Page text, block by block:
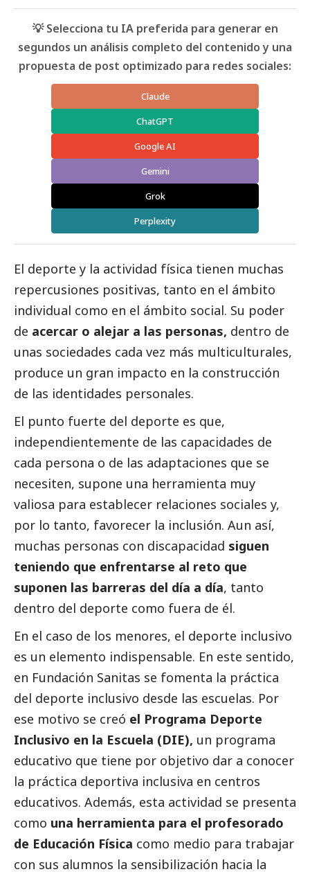
💡 Selecciona tu IA preferida para generar en
segundos un análisis completo del contenido y una
propuesta de post optimizado para redes sociales:
Claude
ChatGPT
Google AI
Gemini
Grok
Perplexity
El deporte y la actividad física tienen muchas
repercusiones positivas, tanto en el ámbito
individual como en el ámbito social. Su poder
de acercar o alejar a las personas, dentro de
unas sociedades cada vez más multiculturales,
produce un gran impacto en la construcción
de las identidades personales.
El punto fuerte del deporte es que,
independientemente de las capacidades de
cada persona o de las adaptaciones que se
necesiten, supone una herramienta muy
valiosa para establecer relaciones sociales y,
por lo tanto, favorecer la inclusión. Aun así,
muchas personas con discapacidad siguen
teniendo que enfrentarse al reto que
suponen las barreras del día a día, tanto
dentro del deporte como fuera de él.
En el caso de los menores, el deporte inclusivo
es un elemento indispensable. En este sentido,
en Fundación Sanitas se fomenta la práctica
del deporte inclusivo desde las escuelas. Por
ese motivo se creó el Programa Deporte
Inclusivo en la Escuela (DIE), un programa
educativo que tiene por objetivo dar a conocer
la práctica deportiva inclusiva en centros
educativos. Además, esta actividad se presenta
como una herramienta para el profesorado
de Educación Física como medio para trabajar
con sus alumnos la sensibilización hacia la